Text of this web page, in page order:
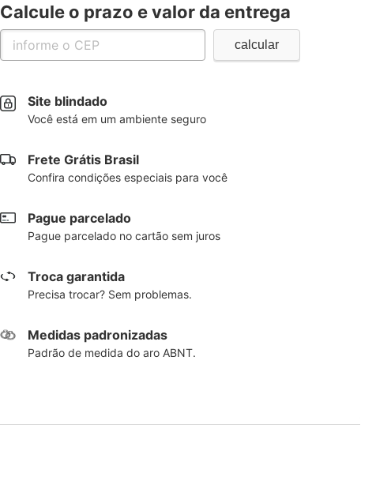
Calcule o prazo e valor da entrega
Site blindado
Você está em um ambiente seguro
Frete Grátis Brasil
Confira condições especiais para você
Pague parcelado
Pague parcelado no cartão sem juros
Troca garantida
Precisa trocar? Sem problemas.
Medidas padronizadas
Padrão de medida do aro ABNT.